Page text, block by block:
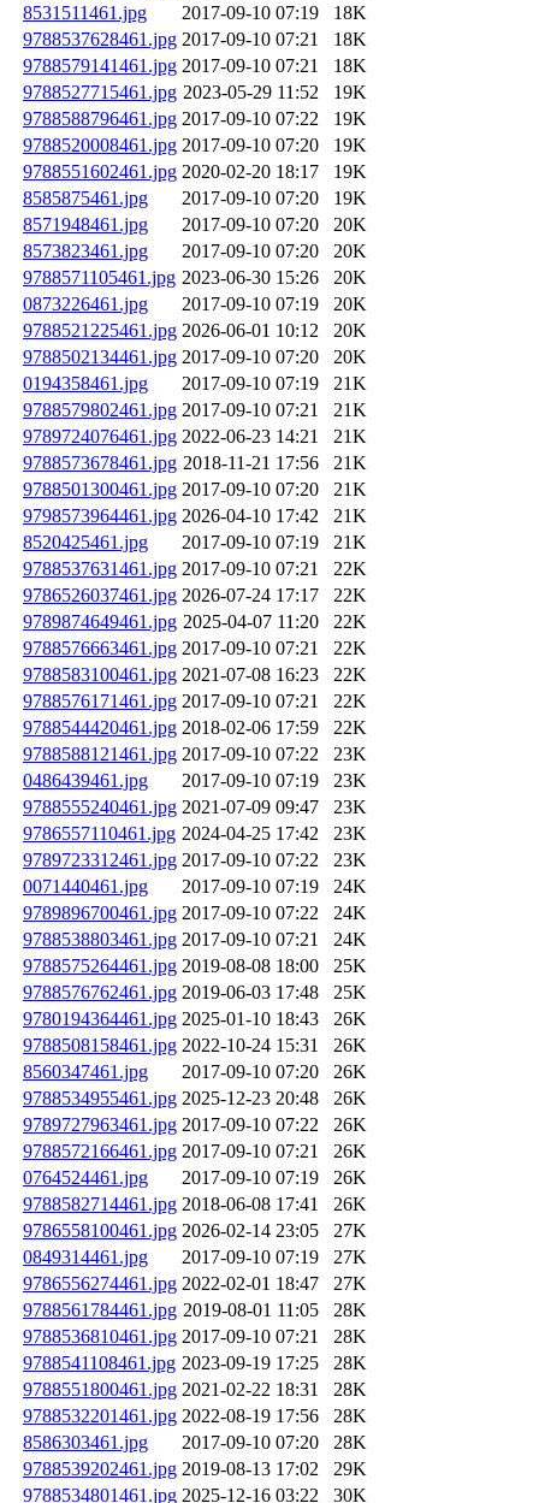
8531511461.jpg
2017-09-10 07:19
18K
9788537628461.jpg 2017-09-10 07:21
18K
9788579141461.jpg 2017-09-10 07:21
18K
9788527715461.jpg 2023-05-29 11:52
19K
9788588796461.jpg 2017-09-10 07:22
19K
9788520008461.jpg 2017-09-10 07:20
19K
9788551602461.jpg 2020-02-20 18:17
19K
8585875461.jpg
2017-09-10 07:20
19K
8571948461.jpg
2017-09-10 07:20
20K
8573823461.jpg
2017-09-10 07:20
20K
9788571105461.jpg 2023-06-30 15:26
20K
0873226461.jpg
2017-09-10 07:19
20K
9788521225461.jpg 2026-06-01 10:12
20K
9788502134461.jpg 2017-09-10 07:20
20K
0194358461.jpg
2017-09-10 07:19
21K
9788579802461.jpg 2017-09-10 07:21
21K
9789724076461.jpg 2022-06-23 14:21
21K
9788573678461.jpg 2018-11-21 17:56
21K
9788501300461.jpg 2017-09-10 07:20
21K
9798573964461.jpg 2026-04-10 17:42
21K
8520425461.jpg
2017-09-10 07:19
21K
9788537631461.jpg 2017-09-10 07:21
22K
9786526037461.jpg 2026-07-24 17:17
22K
9789874649461.jpg 2025-04-07 11:20
22K
9788576663461.jpg 2017-09-10 07:21
22K
9788583100461.jpg 2021-07-08 16:23
22K
9788576171461.jpg 2017-09-10 07:21
22K
9788544420461.jpg 2018-02-06 17:59
22K
9788588121461.jpg 2017-09-10 07:22
23K
0486439461.jpg
2017-09-10 07:19
23K
9788555240461.jpg 2021-07-09 09:47
23K
9786557110461.jpg 2024-04-25 17:42
23K
9789723312461.jpg 2017-09-10 07:22
23K
0071440461.jpg
2017-09-10 07:19
24K
9789896700461.jpg 2017-09-10 07:22
24K
9788538803461.jpg 2017-09-10 07:21
24K
9788575264461.jpg 2019-08-08 18:00
25K
9788576762461.jpg 2019-06-03 17:48
25K
9780194364461.jpg 2025-01-10 18:43
26K
9788508158461.jpg 2022-10-24 15:31
26K
8560347461.jpg
2017-09-10 07:20
26K
9788534955461.jpg 2025-12-23 20:48
26K
9789727963461.jpg 2017-09-10 07:22
26K
9788572166461.jpg 2017-09-10 07:21
26K
0764524461.jpg
2017-09-10 07:19
26K
9788582714461.jpg 2018-06-08 17:41
26K
9786558100461.jpg 2026-02-14 23:05
27K
0849314461.jpg
2017-09-10 07:19
27K
9786556274461.jpg 2022-02-01 18:47
27K
9788561784461.jpg 2019-08-01 11:05
28K
9788536810461.jpg 2017-09-10 07:21
28K
9788541108461.jpg 2023-09-19 17:25
28K
9788551800461.jpg 2021-02-22 18:31
28K
9788532201461.jpg 2022-08-19 17:56
28K
8586303461.jpg
2017-09-10 07:20
28K
9788539202461.jpg 2019-08-13 17:02
29K
9788534801461.jpg 2025-12-16 03:22 30K